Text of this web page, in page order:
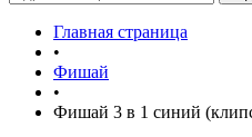
Главная страница
•
Фишай
•
Фишай 3 в 1 синий